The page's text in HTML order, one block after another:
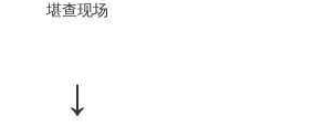
堪查现场
↓